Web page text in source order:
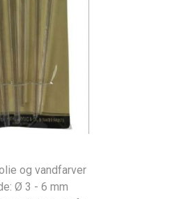
og vandfarver
Ø 3 - 6 mm